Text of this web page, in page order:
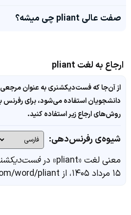
صفت عالی pliant چی میشه؟
ارجاع به لغت pliant
از آن‌جا که فست‌دیکشنری به عنوان
دانشجویان استفاده می‌شود، برای رفرنس
روش‌های ارجاع زیر استفاده کنید.
شیوه‌ی رفرنس‌دهی:
معنی لغت «pliant» در
۱۵ مرداد ۱۴۰۵، از https://fastdic.com/word/pliant